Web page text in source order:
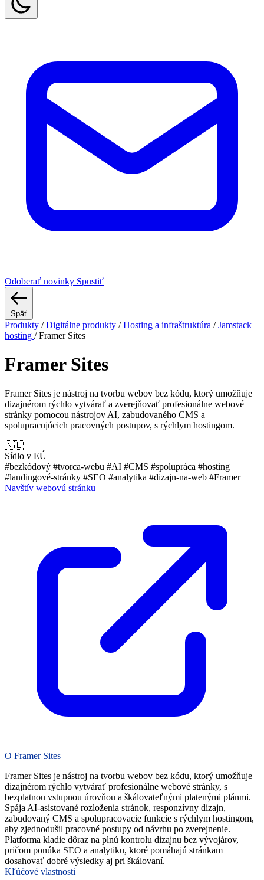
Odoberať novinky Spustiť
Späť
Produkty / Digitálne produkty / Hosting a infraštruktúra / Jamstack
hosting / Framer Sites
Framer Sites
Framer Sites je nástroj na tvorbu webov bez kódu, ktorý umožňuje
dizajnérom rýchlo vytvárať a zverejňovať profesionálne webové
stránky pomocou nástrojov AI, zabudovaného CMS a
spolupracujúcich pracovných postupov, s rýchlym hostingom.
🇳🇱
Sídlo v EÚ
#bezkódový #tvorca-webu #AI #CMS #spolupráca #hosting
#landingové-stránky #SEO #analytika #dizajn-na-web #Framer
Navštív webovú stránku
O Framer Sites
Framer Sites je nástroj na tvorbu webov bez kódu, ktorý umožňuje
dizajnérom rýchlo vytvárať profesionálne webové stránky, s
bezplatnou vstupnou úrovňou a škálovateľnými platenými plánmi.
Spája AI-asistované rozloženia stránok, responzívny dizajn,
zabudovaný CMS a spolupracovacie funkcie s rýchlym hostingom,
aby zjednodušil pracovné postupy od návrhu po zverejnenie.
Platforma kladie dôraz na plnú kontrolu dizajnu bez vývojárov,
pričom ponúka SEO a analytiku, ktoré pomáhajú stránkam
dosahovať dobré výsledky aj pri škálovaní.
Kľúčové vlastnosti